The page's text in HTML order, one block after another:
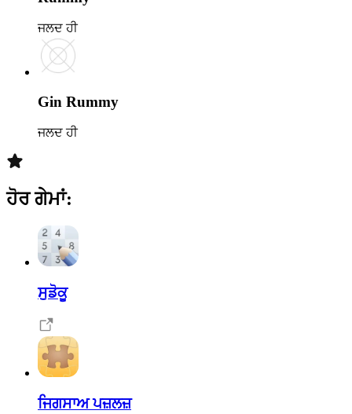
ਜਲਦ ਹੀ
Gin Rummy
ਜਲਦ ਹੀ
ਹੋਰ ਗੇਮਾਂ:
ਸੁਡੋਕੂ
ਜਿਗਸਾਅ ਪਜ਼ਲਜ਼